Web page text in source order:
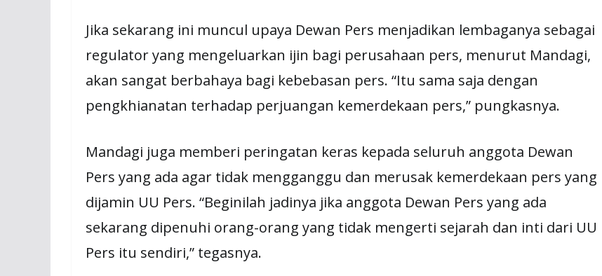
Jika sekarang ini muncul upaya Dewan Pers menjadikan lembaganya sebagai
regulator yang mengeluarkan ijin bagi perusahaan pers, menurut Mandagi,
akan sangat berbahaya bagi kebebasan pers. “Itu sama saja dengan
pengkhianatan terhadap perjuangan kemerdekaan pers,” pungkasnya.
Mandagi juga memberi peringatan keras kepada seluruh anggota Dewan
Pers yang ada agar tidak mengganggu dan merusak kemerdekaan pers yang
dijamin UU Pers. “Beginilah jadinya jika anggota Dewan Pers yang ada
sekarang dipenuhi orang-orang yang tidak mengerti sejarah dan inti dari UU
Pers itu sendiri,” tegasnya.